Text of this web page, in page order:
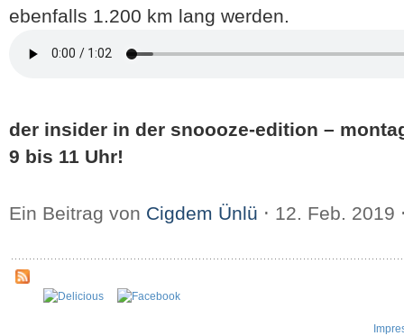
ebenfalls 1.200 km lang werden.
der insider in der snoooze-edition –
9 bis 11 Uhr!
Ein Beitrag von Cigdem Ünlü ⋅ 12. Feb. 2019